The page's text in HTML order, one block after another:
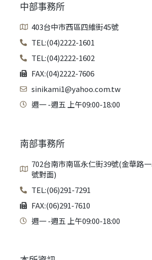
中部事務所
403台中市西區四維街45號
TEL:(04)2222-1601
TEL:(04)2222-1602
FAX:(04)2222-7606
sinikami1@yahoo.com.tw
週一 -週五 上午09:00-18:00
南部事務所
702台南市南區永仁街39號(金華路
號對面)
TEL:(06)291-7291
FAX:(06)291-7610
週一 -週五 上午09:00-18:00